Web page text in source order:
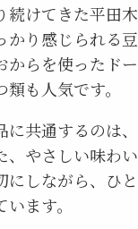
けてきた平田木
かり感じられる
からを使ったド
も人気です。
に共通するのは
、やさしい味わ
にしながら、ひ
ます。